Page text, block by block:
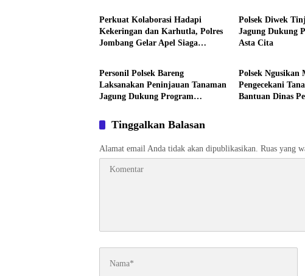
Perkuat Kolaborasi Hadapi
Kekeringan dan Karhutla, Polres
Jombang Gelar Apel Siaga
Polsek Diwek
Jagung Dukung
Asta Cita
Aktivitas
Personil Polsek Bareng
Laksanakan Peninjauan Tanaman
Jagung Dukung Program
Polsek Ngusikan
Pengecekani
Bantuan Dinas
Tinggalkan Balasan
Alamat email Anda tidak akan dipublikasikan. Ruas yang